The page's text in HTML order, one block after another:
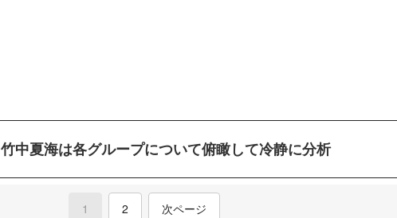
竹中夏海は各グループについて俯瞰して冷静に分析
1 (current)
2 次ページ